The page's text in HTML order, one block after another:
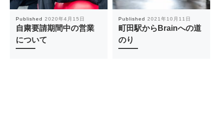
Published 2020年4月15日
自粛要請期間中の営業
について
Published 2021年10月11日
町田駅からBrainへの道
のり